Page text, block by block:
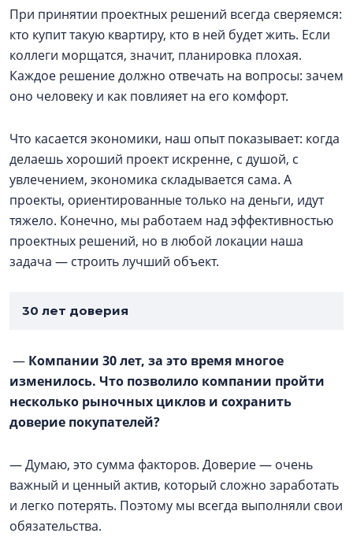
При принятии проектных решений всегда сверяемся:
кто купит такую квартиру, кто в ней будет жить. Если
коллеги морщатся, значит, планировка плохая.
Каждое решение должно отвечать на вопросы: зачем
оно человеку и как повлияет на его комфорт.
Что касается экономики, наш опыт показывает: когда
делаешь хороший проект искренне, с душой, с
увлечением, экономика складывается сама. А
проекты, ориентированные только на деньги, идут
тяжело. Конечно, мы работаем над эффективностью
проектных решений, но в любой локации наша
задача — строить лучший объект.
30 лет доверия
— Компании 30 лет, за это время многое
изменилось. Что позволило компании пройти
несколько рыночных циклов и сохранить
доверие покупателей?
— Думаю, это сумма факторов. Доверие — очень
важный и ценный актив, который сложно заработать
и легко потерять. Поэтому мы всегда выполняли свои
обязательства.